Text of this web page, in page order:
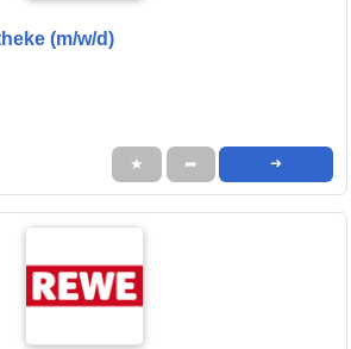
(m/w/d)
★ ➦ ➜